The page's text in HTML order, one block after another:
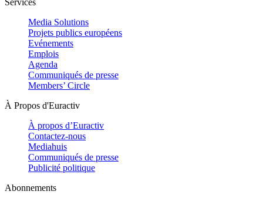
Media Solutions
Projets publics européens
Evénements
Emplois
Agenda
Communiqués de presse
Members’ Circle
À Propos d'Euractiv
À propos d’Euractiv
Contactez-nous
Mediahuis
Communiqués de presse
Publicité politique
Abonnements